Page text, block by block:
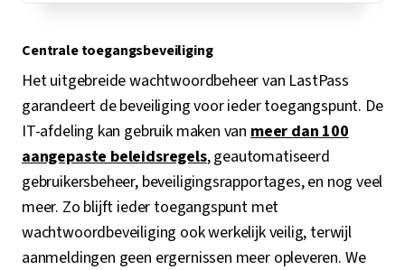
Centrale toegangsbeveiliging
Het uitgebreide wachtwoordbeheer van LastPass
garandeert de beveiliging voor ieder toegangspunt. De
IT-afdeling kan gebruik maken van meer dan 100
aangepaste beleidsregels, geautomatiseerd
gebruikersbeheer, beveiligingsrapportages, en nog veel
meer. Zo blijft ieder toegangspunt met
wachtwoordbeveiliging ook werkelijk veilig, terwijl
aanmeldingen geen ergernissen meer opleveren. We